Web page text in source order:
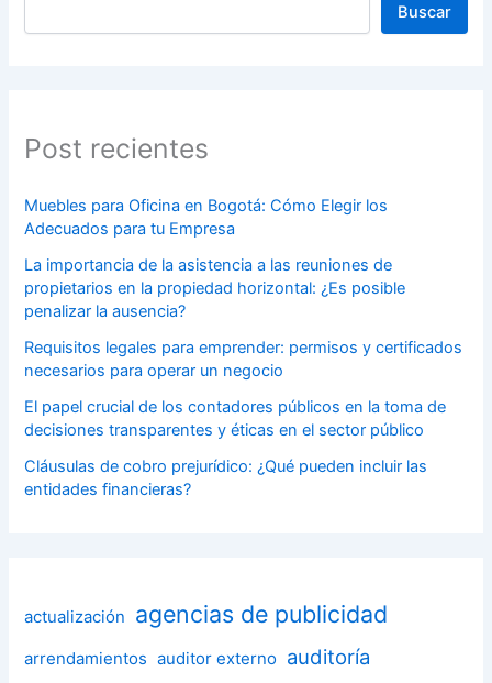
Buscar
Post recientes
Muebles para Oficina en Bogotá: Cómo Elegir los
Adecuados para tu Empresa
La importancia de la asistencia a las reuniones de
propietarios en la propiedad horizontal: ¿Es posible
penalizar la ausencia?
Requisitos legales para emprender: permisos y certificados
necesarios para operar un negocio
El papel crucial de los contadores públicos en la toma de
decisiones transparentes y éticas en el sector público
Cláusulas de cobro prejurídico: ¿Qué pueden incluir las
entidades financieras?
actualización agencias de publicidad
arrendamientos auditor externo auditoría